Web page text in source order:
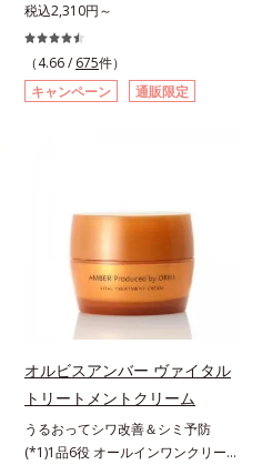
ーズ共通の美容成分「GLルートブ
ースター(*9)」を配合することで、
肌のふっくら感や透明感を叶えま
す。美白ケアしながら多角的なエイ
ジングケアが叶うシリーズに。3ス
ミ・ソバカスを防ぐ（ウォッシュを
除く）*2 オルビス内スキンケアシ
リーズの保湿力*3 年齢に応じたお
手入れのこと*4 うるおいによる
*5 乾燥、ハリ・ツヤのなさ*6
乾燥による*7 保湿成分*8 ロニ
セラカエルレア果汁、ノバラエキス
配合＝うるおいを与えハリと透明感
に満ちた肌へ導く保湿成分*9 メマ
ツヨイグサ抽出液、スイカズラエキ
ス配合＝角層のすみずみまで水分・
絡めとりくすみ(*5)を晴らす高密着
マイルドピーリング(*6)洗顔料。ハ
リも透明感(*7)も結果主義。年齢サ
イン(*8)の因子に着目した肌科学エ
イジングケア(*3)シリーズ。オルビ
齢サインについて研究を進めたとこ
ろ、弾力感のない状態である「ハリ
のなさ」や、くすみ(*5)などが現れ
ている状態である「透明感のなさ」
が、大人の肌印象に大きな影響を与
えていることがわかりました。そこ
でオルビスユー ドットシリーズは
美容成分(*9)として「G.D.F.アクテ
ィベーター(*10)」を配合。そし
て、従来から配合している美白(*1)
有効成分「トラネキサム酸」を配合
税込2,310円～
（4.66 / 675件）
キャンペーン
通販限定
オルビスアンバー ヴァイタル
トリートメントクリーム
うるおってシワ改善＆シミ予防
(*1)1品6役 オールインワンクリー